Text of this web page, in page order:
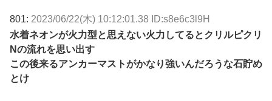
801: 2023/06/22(木) 10:12:01.38 ID:s8e6c3l9H
水着ネオンが火力型と思えない火力してるとクリルピクリ
Nの流れを思い出す
この後来るアンカーマストがかなり強いんだろうな石貯め
とけ